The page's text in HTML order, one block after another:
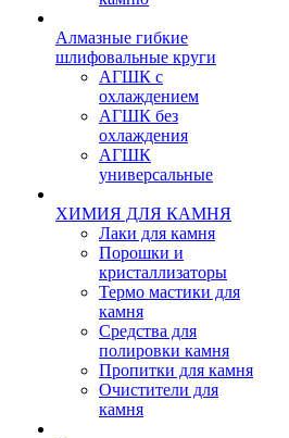
Алмазные гибкие
шлифовальные круги
АГШК с
охлаждением
АГШК без
охлаждения
АГШК
универсальные
ХИМИЯ ДЛЯ КАМНЯ
Лаки для камня
Порошки и
кристаллизаторы
Термо мастики для
камня
Средства для
полировки камня
Пропитки для камня
Очистители для
камня